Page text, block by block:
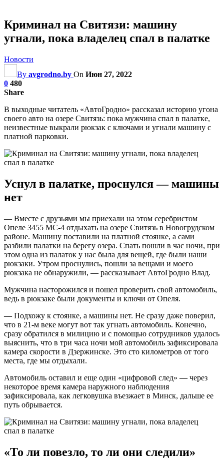
Криминал на Свитязи: машину
угнали, пока владелец спал в палатке
Новости
By avgrodno.by On Июн 27, 2022
0 480
Share
В выходные читатель «АвтоГродно» рассказал историю угона
своего авто на озере Свитязь: пока мужчина спал в палатке,
неизвестные выкрали рюкзак с ключами и угнали машину с
платной парковки.
Уснул в палатке, проснулся — машины
нет
— Вместе с друзьями мы приехали на этом серебристом
Опеле 3455 МС-4 отдыхать на озере Свитязь в Новогрудском
районе. Машину поставили на платной стоянке, а сами
разбили палатки на берегу озера. Спать пошли в час ночи, при
этом одна из палаток у нас была для вещей, где были наши
рюкзаки. Утром проснулись, пошли за вещами и моего
рюкзака не обнаружили, — рассказывает АвтоГродно Влад.
Мужчина насторожился и пошел проверить свой автомобиль,
ведь в рюкзаке были документы и ключи от Опеля.
— Подхожу к стоянке, а машины нет. Не сразу даже поверил,
что в 21-м веке могут вот так угнать автомобиль. Конечно,
сразу обратился в милицию и с помощью сотрудников удалось
выяснить, что в три часа ночи мой автомобиль зафиксировала
камера скорости в Дзержинске. Это сто километров от того
места, где мы отдыхали.
Автомобиль оставил и еще один «цифровой след» — через
некоторое время камера наружного наблюдения
зафиксировала, как легковушка въезжает в Минск, дальше ее
путь обрывается.
«То ли повезло, то ли они следили»